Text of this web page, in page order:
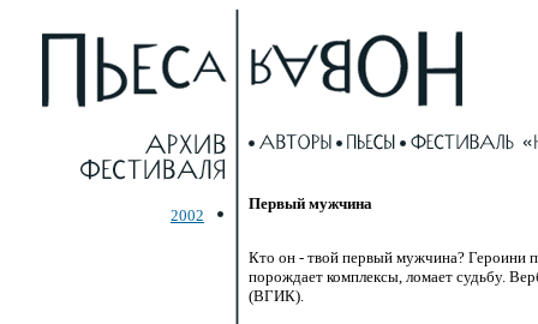
2002
Первый мужчина
Кто он - твой первый мужчина? Героини
порождает комплексы, ломает судьбу.
(ВГИК).